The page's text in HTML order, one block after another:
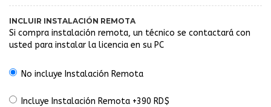
INCLUIR INSTALACIÓN REMOTA
Si compra instalación remota, un técnico se contactará con
usted para instalar la licencia en su PC
No incluye Instalación Remota
Incluye Instalación Remota +390 RD$